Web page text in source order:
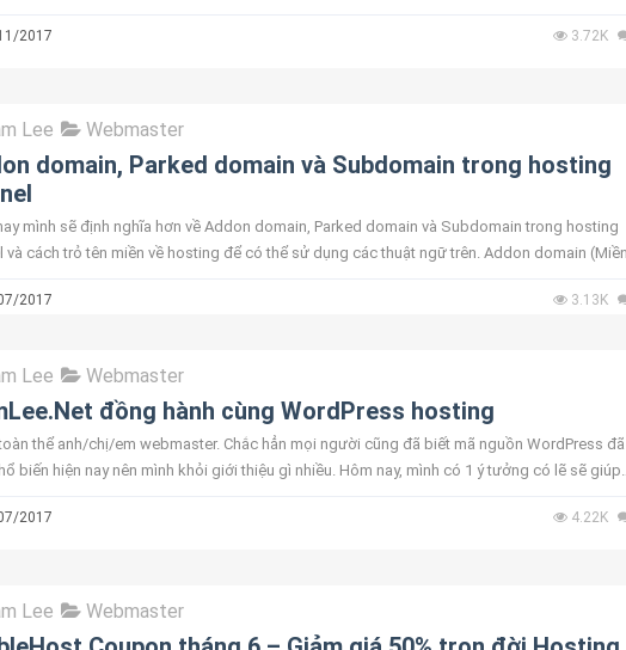
2017 3.72K
Lee Webmaster
domain, Parked domain và Subdomain trong hosting
mình sẽ định nghĩa hơn về Addon domain, Parked domain và Subdomain trong hosting
và cách trỏ tên miền về hosting để có thể sử dụng các thuật ngữ trên. Addon domain (Miền
2017 3.13K
Lee Webmaster
đồng hành cùng WordPress hosting
thể anh/chị/em webmaster. Chắc hẳn mọi người cũng đã biết mã nguồn WordPress đã
biến hiện nay nên mình khỏi giới thiệu gì nhiều. Hôm nay, mình có 1 ý tưởng có lẽ sẽ giúp
2017 4.22K
Lee Webmaster